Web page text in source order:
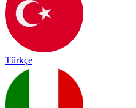
Türkçe